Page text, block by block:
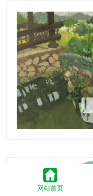
网站首页